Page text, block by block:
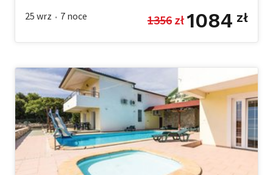
25 wrz • 7 noce 1356 zł 1084 zł